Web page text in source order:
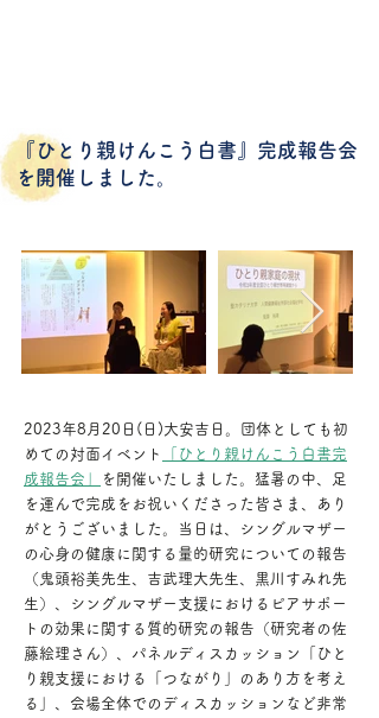
『ひとり親けんこう白書』完成報告会
を開催しました。
2023年8月20日(日)大安吉日。団体としても初
めての対面イベント
「ひとり親けんこう白書完
成報告会」
を開催いたしました。猛暑の中、足
を運んで完成をお祝いくださった皆さま、あり
がとうございました。当日は、シングルマザー
の心身の健康に関する量的研究についての報告
（鬼頭裕美先生、吉武理大先生、黒川すみれ先
生）、シングルマザー支援におけるピアサポー
トの効果に関する質的研究の報告（研究者の佐
藤絵理さん）、パネルディスカッション「ひと
り親支援における「つながり」のあり方を考え
る」、会場全体でのディスカッションなど非常